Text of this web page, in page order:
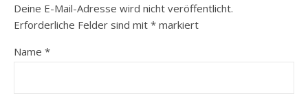
Deine E-Mail-Adresse wird nicht veröffentlicht.
Erforderliche Felder sind mit * markiert
Name *